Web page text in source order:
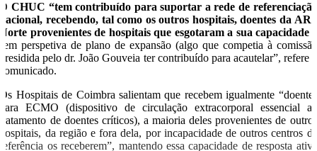
O CHUC “tem contribuído para suportar a rede de referenciação
nacional, recebendo, tal como os outros hospitais, doentes da ARS
Norte provenientes de hospitais que esgotaram a sua capacidade
sem perspetiva de plano de expansão (algo que competia à comissão
presidida pelo dr. João Gouveia ter contribuído para acautelar”, refere o
comunicado.
Os Hospitais de Coimbra salientam que recebem igualmente “doentes
para ECMO (dispositivo de circulação extracorporal essencial ao
tratamento de doentes críticos), a maioria deles provenientes de outros
hospitais, da região e fora dela, por incapacidade de outros centros de
referência os receberem”, mantendo essa capacidade de resposta ativa